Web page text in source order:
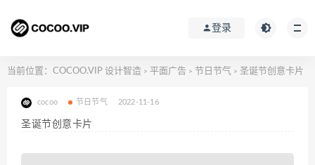
登录
当前位置： COCOO.VIP 设计智造 > 平面广告 > 节日节气 > 圣诞节创意卡片
cocoo 节日节气 2022-11-16
圣诞节创意卡片